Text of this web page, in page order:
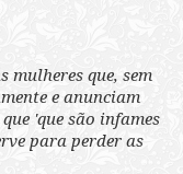
mulheres que, sem
e anunciam
'que são infames
para perder as